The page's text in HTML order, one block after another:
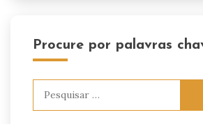
Procure por palavras